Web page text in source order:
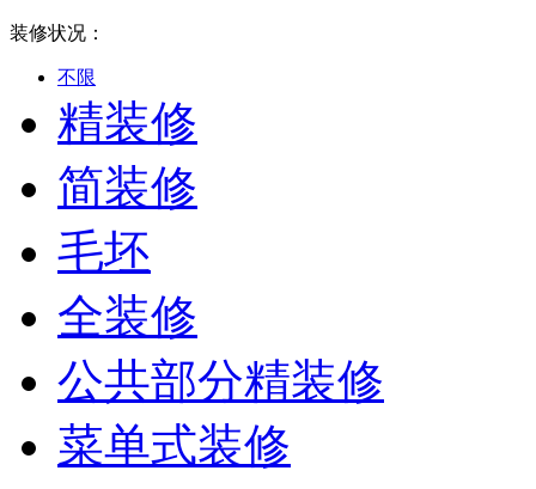
装修状况：
不限
精装修
简装修
毛坯
全装修
公共部分精装修
菜单式装修